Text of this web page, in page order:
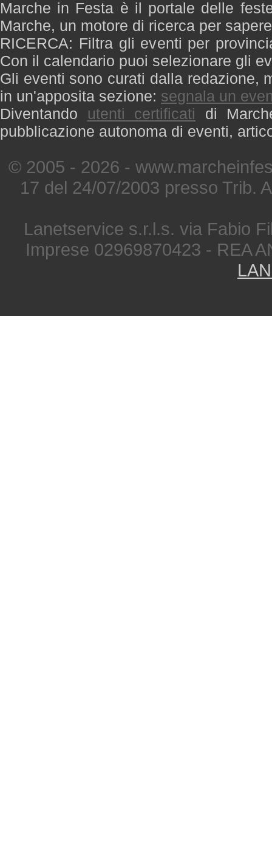
Marche in Festa è il portale delle
Marche, un motore di ricerca per
RICERCA: Filtra gli eventi per
Con il calendario puoi selezionare gli
Gli eventi sono curati dalla redazione,
in un'apposita sezione: segnala un
Diventando utenti certificati di
pubblicazione autonoma di eventi,
© 2005 - 2026 -
17 del 24/07/2003 presso Trib.
Lanetservice s.r.l.s. via Fabio
Imprese 02969870423 - REA